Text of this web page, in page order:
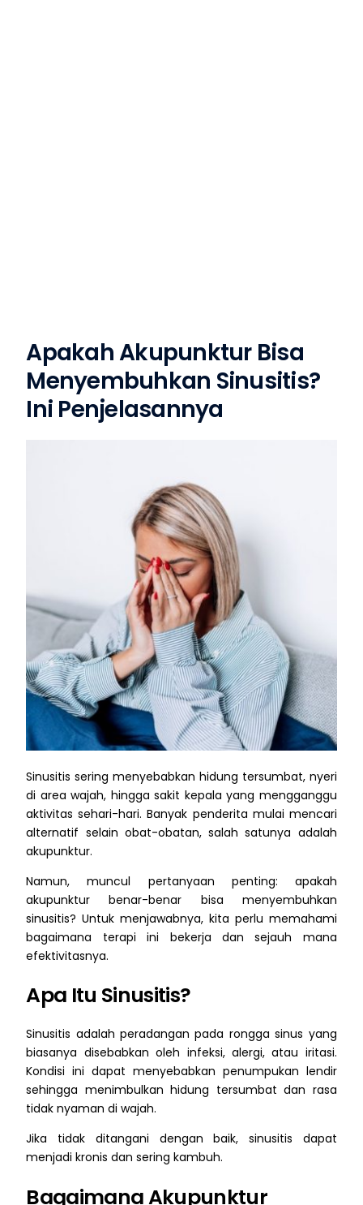
Apakah Akupunktur Bisa
Menyembuhkan Sinusitis?
Ini Penjelasannya
Sinusitis sering menyebabkan hidung tersumbat, nyeri
di area wajah, hingga sakit kepala yang mengganggu
aktivitas sehari-hari. Banyak penderita mulai mencari
alternatif selain obat-obatan, salah satunya adalah
akupunktur.
Namun, muncul pertanyaan penting: apakah
akupunktur benar-benar bisa menyembuhkan
sinusitis? Untuk menjawabnya, kita perlu memahami
bagaimana terapi ini bekerja dan sejauh mana
efektivitasnya.
Apa Itu Sinusitis?
Sinusitis adalah peradangan pada rongga sinus yang
biasanya disebabkan oleh infeksi, alergi, atau iritasi.
Kondisi ini dapat menyebabkan penumpukan lendir
sehingga menimbulkan hidung tersumbat dan rasa
tidak nyaman di wajah.
Jika tidak ditangani dengan baik, sinusitis dapat
menjadi kronis dan sering kambuh.
Bagaimana Akupunktur